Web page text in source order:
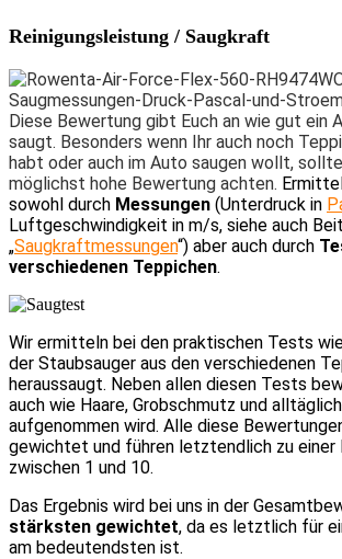
Reinigungsleistung / Saugkraft
Diese Bewertung gibt Euch an wie gut ein
saugt. Besonders wenn Ihr auch noch
habt oder auch im Auto saugen wollt,
möglichst hohe Bewertung achten.
sowohl durch Messungen (Unterdruck in
Luftgeschwindigkeit in m/s, siehe auch
„Saugkraftmessungen“) aber auch durch
verschiedenen Teppichen.
Wir ermitteln bei den praktischen Tests
der Staubsauger aus den verschiedenen
heraussaugt. Neben allen diesen Tests
auch wie Haare, Grobschmutz und
aufgenommen wird. Alle diese
gewichtet und führen letztendlich zu einer
zwischen 1 und 10.
Das Ergebnis wird bei uns in der
stärksten gewichtet, da es letztlich für
am bedeutendsten ist.